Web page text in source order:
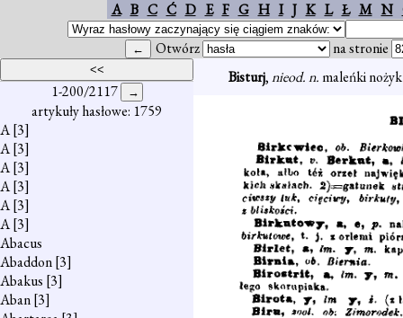
A B C Ć D E F G H I J K L Ł M N
Otwórz na stronie
1-200/2117
artykuły hasłowe: 1759
A[3]
A[3]
A[3]
A[3]
A[3]
A[3]
Abacus
Abaddon[3]
Abakus [3]
Aban[3]
Bisturj,nieod. n. maleńki